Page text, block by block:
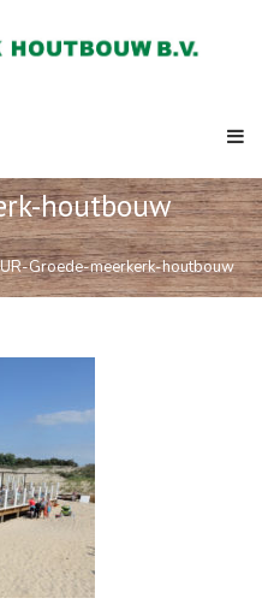
houtbouw
Groede-meerkerk-houtbouw